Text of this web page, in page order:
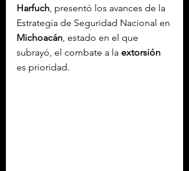
Harfuch, presentó los avances de la
Estrategia de Seguridad Nacional en
Michoacán, estado en el que
subrayó, el combate a la extorsión
es prioridad.